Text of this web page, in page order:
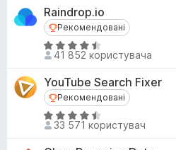
,
6
з
5
і
н
к
а
,
3
з
5
Raindrop.io
Рекомендовані
Рекомендовані
О
ц
і
н
к
а
41 852 користувача
YouTube Search Fixer
Рекомендовані
Рекомендовані
О
ц
і
33 571 користувач